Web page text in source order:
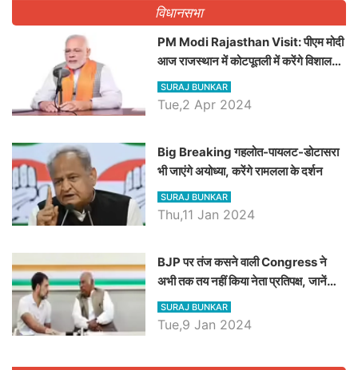
विधानसभा
PM Modi Rajasthan Visit: पीएम मोदी
आज राजस्थान में कोटपूतली में करेंगे विशाल
रैली, एक सभा से 8 सीटों पर साधेगें निशाना
SURAJ BUNKAR
Tue,2 Apr 2024
Big Breaking गहलोत-पायलट-डोटासरा
भी जाएंगे अयोध्या, करेंगे रामलला के दर्शन
SURAJ BUNKAR
Thu,11 Jan 2024
BJP पर तंज कसने वाली Congress ने
अभी तक तय नहीं किया नेता प्रतिपक्ष, जानें
कौन होगा दावेदार
SURAJ BUNKAR
Tue,9 Jan 2024